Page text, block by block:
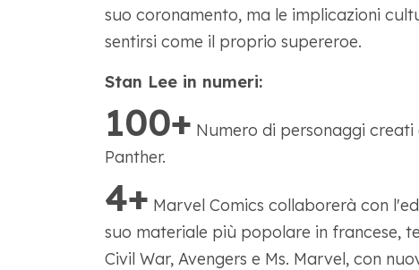
suo coronamento, ma le implicazioni
sentirsi come il proprio supereroe.
Stan Lee in numeri:
100+ Numero di personaggi creati
Panther.
4+ Marvel Comics collaborerà con
suo materiale più popolare in francese,
Civil War, Avengers e Ms. Marvel, con